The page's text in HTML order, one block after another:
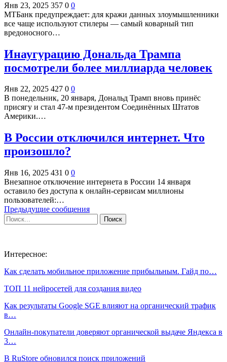
Янв 23, 2025 357 0 0
МТБанк предупреждает: для кражи данных злоумышленники
все чаще используют стилеры — самый коварный тип
вредоносного…
Инаугурацию Дональда Трампа
посмотрели более миллиарда человек
Янв 22, 2025 427 0 0
В понедельник, 20 января, Дональд Трамп вновь принёс
присягу и стал 47-м президентом Соединённых Штатов
Америки.…
В России отключился интернет. Что
произошло?
Янв 16, 2025 431 0 0
Внезапное отключение интернета в России 14 января
оставило без доступа к онлайн-сервисам миллионы
пользователей:…
Предыдущие сообщения
Интересное:
Как сделать мобильное приложение прибыльным. Гайд по…
ТОП 11 нейросетей для создания видео
Как результаты Google SGE влияют на органический трафик
в…
Онлайн-покупатели доверяют органической выдаче Яндекса в
3…
В RuStore обновился поиск приложений